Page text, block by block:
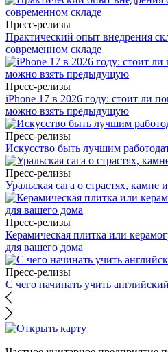
Пресс-релизы
Практический опыт внедрения
современном складе
Пресс-релизы
iPhone 17 в 2026 году: стоит ли
можно взять предыдущую
Пресс-релизы
Искусство быть лучшим
Пресс-релизы
Уральская сага о страстях, камне
Пресс-релизы
Керамическая плитка или
для вашего дома
Пресс-релизы
С чего начинать учить